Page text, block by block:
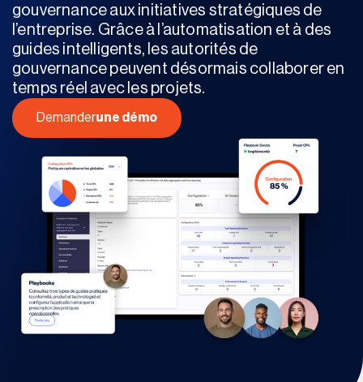
gouvernance aux initiatives stratégiques de
l’entreprise. Grâce à l’automatisation et à des
guides intelligents, les autorités de
gouvernance peuvent désormais collaborer en
temps réel avec les projets.
Demanderune démo